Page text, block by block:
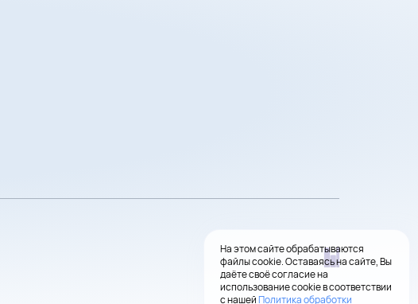
На этом сайте обрабатываются
файлы cookie. Оставаясь на сайте, Вы
даёте своё согласие на
использование cookie в соответствии
с нашейПолитика обработки